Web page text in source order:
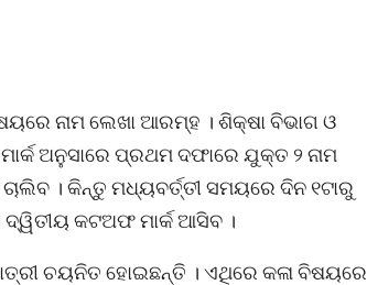
ନାମ ଲେଖା ଆରମ୍ହ । ଶିକ୍ଷା ବିଭାଗ ଓ
ଅନୁସାରେ ପ୍ରଥମ ଦଫାରେ ଯୁକ୍ତ ୨ ନାମ
ଚାଲିବ । କିନ୍ତୁ ମଧ୍ୟବର୍ତ୍ତୀ ସମୟରେ ଦିନ ୧ଟାରୁ
କଟଅଫ ମାର୍କ ଆସିବ ।
ଚୟନିତ ହୋଇଛନ୍ତି । ଏଥିରେ କଳା ବିଷୟରେ